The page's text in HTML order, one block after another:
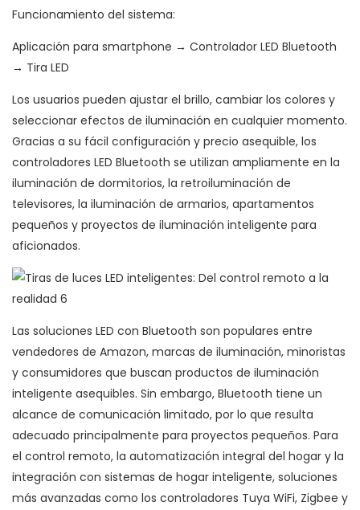
Funcionamiento del sistema:
Aplicación para smartphone → Controlador LED Bluetooth
→ Tira LED
Los usuarios pueden ajustar el brillo, cambiar los colores y
seleccionar efectos de iluminación en cualquier momento.
Gracias a su fácil configuración y precio asequible, los
controladores LED Bluetooth se utilizan ampliamente en la
iluminación de dormitorios, la retroiluminación de
televisores, la iluminación de armarios, apartamentos
pequeños y proyectos de iluminación inteligente para
aficionados.
Las soluciones LED con Bluetooth son populares entre
vendedores de Amazon, marcas de iluminación, minoristas
y consumidores que buscan productos de iluminación
inteligente asequibles. Sin embargo, Bluetooth tiene un
alcance de comunicación limitado, por lo que resulta
adecuado principalmente para proyectos pequeños. Para
el control remoto, la automatización integral del hogar y la
integración con sistemas de hogar inteligente, soluciones
más avanzadas como los controladores Tuya WiFi, Zigbee y